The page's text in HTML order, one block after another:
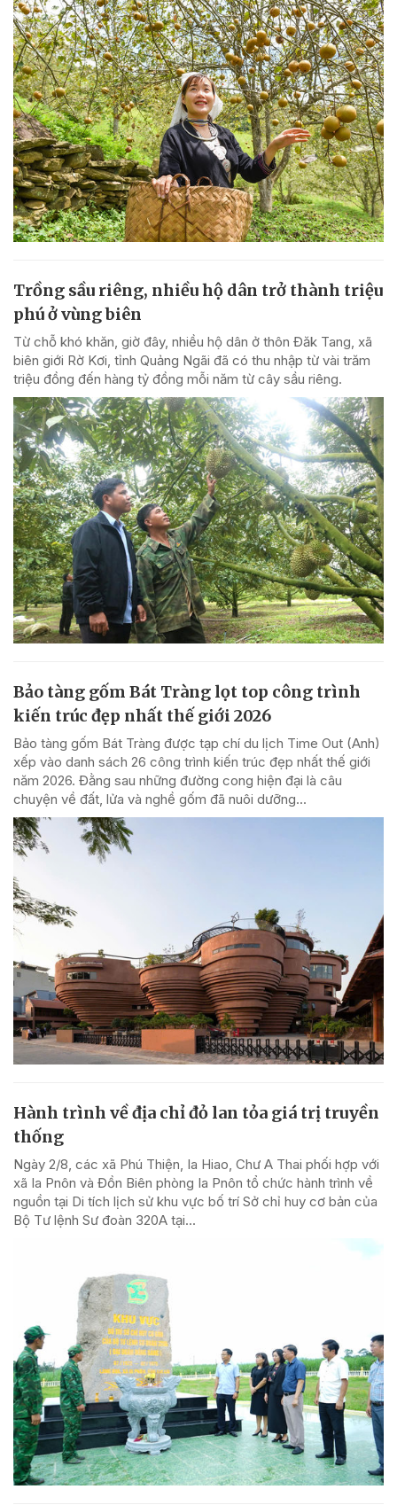
Trồng sầu riêng, nhiều hộ dân trở thành triệu
phú ở vùng biên
Từ chỗ khó khăn, giờ đây, nhiều hộ dân ở thôn Đăk Tang, xã
biên giới Rờ Kơi, tỉnh Quảng Ngãi đã có thu nhập từ vài trăm
triệu đồng đến hàng tỷ đồng mỗi năm từ cây sầu riêng.
Bảo tàng gốm Bát Tràng lọt top công trình
kiến trúc đẹp nhất thế giới 2026
Bảo tàng gốm Bát Tràng được tạp chí du lịch Time Out (Anh)
xếp vào danh sách 26 công trình kiến trúc đẹp nhất thế giới
năm 2026. Đằng sau những đường cong hiện đại là câu
chuyện về đất, lửa và nghề gốm đã nuôi dưỡng...
Hành trình về địa chỉ đỏ lan tỏa giá trị truyền
thống
Ngày 2/8, các xã Phú Thiện, Ia Hiao, Chư A Thai phối hợp với
xã Ia Pnôn và Đồn Biên phòng Ia Pnôn tổ chức hành trình về
nguồn tại Di tích lịch sử khu vực bố trí Sở chỉ huy cơ bản của
Bộ Tư lệnh Sư đoàn 320A tại...